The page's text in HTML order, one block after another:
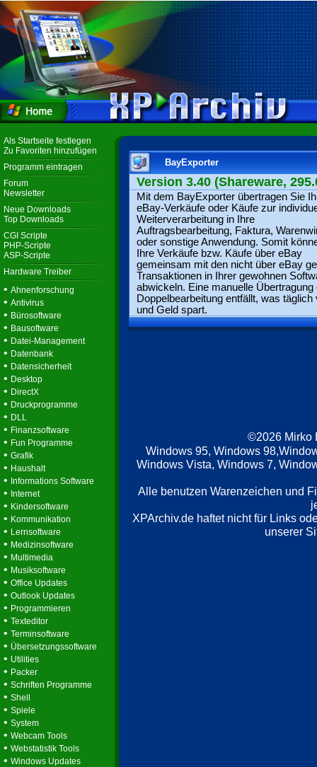
Als Startseite festlegen
Zu Favoriten hinzufügen
Programm eintragen
Forum
Newsletter
Neue Downloads
Top Downloads
CGI Scripte
PHP-Scripte
ASP-Scripte
Hardware Treiber
• Ahnenforschung
• Antivirus
• Bürosoftware
• Bausoftware
• Datei-Management
• Datenbank
• Datensicherheit
• Desktop
• DirectX
• Druckprogramme
• DLL
• Finanzsoftware
• Fun Programme
• Grafik
• Haushalt
• Informations Software
• Internet
• Kindersoftware
• Kommunikation
• Lernsoftware
• Medizinsoftware
• Multimedia
• Musiksoftware
• Office Updates
• Outlook Updates
• Programmieren
• Texteditor
• Terminsoftware
• Übersetzungssoftware
• Utilities
• Packer
• Schriften Programme
• Shell
• Spiele
• System
• Webcam Tools
• Webstatistik Tools
• Windows Updates
BayExporter
Version 3.40 (Shareware,
Mit dem BayExporter übertragen Sie
eBay-Verkäufe oder Käufe zur
Weiterverarbeitung in Ihre
Auftragsbearbeitung, Faktura,
oder sonstige Anwendung. Somit
Ihre Verkäufe bzw. Käufe über eBay
gemeinsam mit den nicht über eBay
Transaktionen in Ihrer gewohnen
abwickeln. Eine manuelle Übertragung
Doppelbearbeitung entfällt, was täglich
und Geld spart.
©2026 Mirko
Windows 95, Windows
Windows Vista, Windows 7,
Alle benutzen Warenzeichen und
XPArchiv.de haftet nicht für Links
unserer